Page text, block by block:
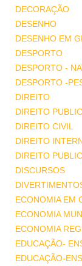
DECORAÇÃO
DESENHO
DESENHO EM
DESPORTO
DESPORTO -
DESPORTO -
DIREITO
DIREITO
DIREITO CIVIL
DIREITO
DIREITO
DISCURSOS
ECONOMIA EM
ECONOMIA
ECONOMIA
EDUCAÇÃO-
EDUCAÇÃO-